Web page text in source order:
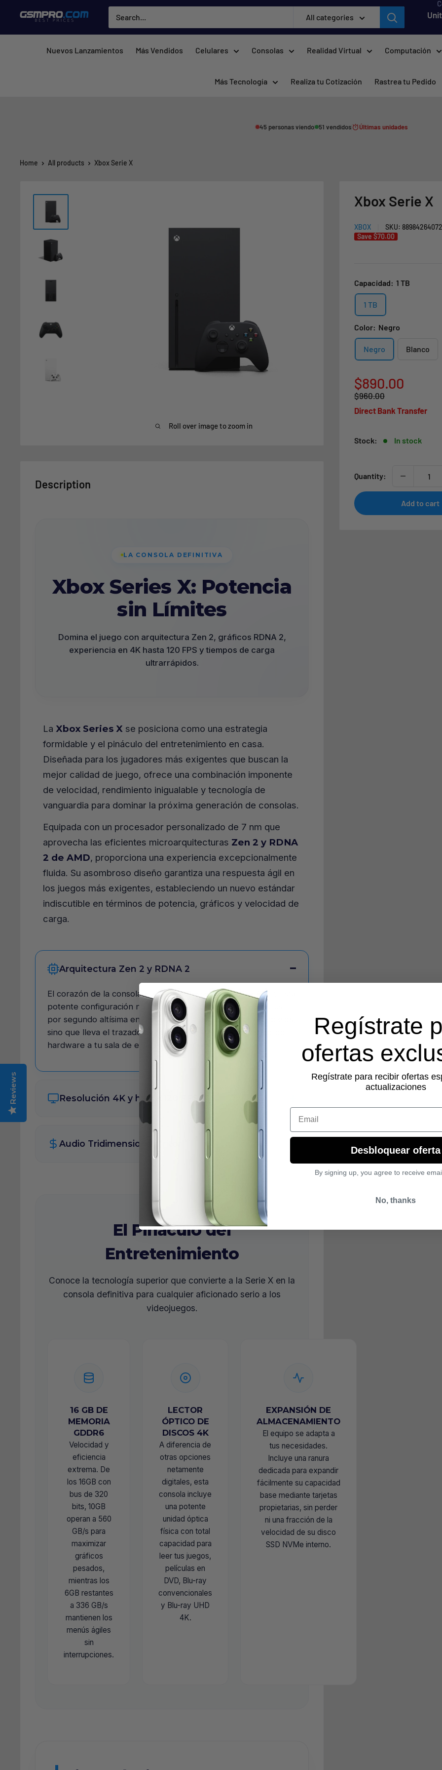
content
GSMPRO.CL All categories
Nuevos Lanzamientos Más Vendidos Celulares Consolas Realidad Virtual Computación
Más Tecnología Realiza tu Cotización Rastrea tu Pedido
45 personas viendo 51 vendidos Últimas unidades
Home All products Xbox Serie X
Roll over image to zoom in
Xbox Serie X
XBOX SKU:
Save $70.00
Capacidad: 1 TB
1 TB
Color: Negro
Negro Blanco
Sale
price
$890.00
Regular
price
$960.00
Direct Bank Transfer
Stock: In stock
Quantity:
Add to cart
Description
LA CONSOLA DEFINITIVA
Xbox Series X: Potencia
sin Límites
Domina el juego con arquitectura Zen 2, gráficos RDNA 2,
experiencia en 4K hasta 120 FPS y tiempos de carga
ultrarrápidos.
La Xbox Series X se posiciona como una estrategia
formidable y el pináculo del entretenimiento en casa.
Diseñada para los jugadores más exigentes que buscan la
mejor calidad de juego, ofrece una combinación imponente
de velocidad, rendimiento inigualable y tecnología de
vanguardia para dominar la próxima generación de consolas.
Equipada con un procesador personalizado de 7 nm que
aprovecha las eficientes microarquitecturas Zen 2 y RDNA
2 de AMD, proporciona una experiencia excepcionalmente
fluida. Su asombroso diseño garantiza una respuesta ágil en
los juegos más exigentes, estableciendo un nuevo estándar
indiscutible en términos de potencia, gráficos y velocidad de
carga.
Arquitectura Zen 2 y RDNA 2
El corazón de la consola es un chip personalizado de AMD. Esta
potente configuración no solo garantiza una tasa de cuadros
por segundo altísima en mundos abiertos y entornos complejos,
sino que lleva el trazado de rayos (Ray Tracing) acelerado por
hardware a tu sala de estar.
Resolución 4K y hasta 120 FPS
Audio Tridimensional Triton
El Pináculo del
Entretenimiento
Conoce la tecnología superior que convierte a la Serie X en la
consola definitiva para cualquier aficionado serio a los
videojuegos.
16 GB DE
MEMORIA
GDDR6
Velocidad y
eficiencia
extrema. De
los 16GB con
bus de 320
bits, 10GB
operan a 560
GB/s para
maximizar
gráficos
pesados,
mientras los
6GB restantes
a 336 GB/s
mantienen los
menús ágiles
sin
interrupciones.
LECTOR
ÓPTICO DE
DISCOS 4K
A diferencia de
otras opciones
netamente
digitales, esta
consola incluye
una potente
unidad óptica
física con total
capacidad para
leer tus juegos,
películas en
DVD, Blu-ray
convencionales
y Blu-ray UHD
4K.
EXPANSIÓN DE
ALMACENAMIENTO
El equipo se adapta a
tus necesidades.
Incluye una ranura
dedicada para expandir
fácilmente su capacidad
base mediante tarjetas
propietarias, sin perder
ni una fracción de la
velocidad de su disco
SSD NVMe interno.
Reviews
Regístrate
ofertas
Regístrate para recibir ofertas
actualizaciones
Email
Desbloquear oferta
By signing up, you agree to receive
No, thanks